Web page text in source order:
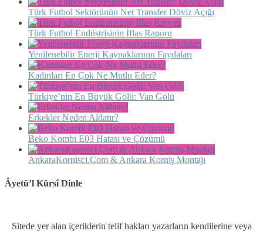
Türk Futbol Sektörünün Net Transfer Döviz Açığı
Türk Futbol Endüstrisinin İflas Raporu
Yenilenebilir Enerji Kaynaklarının Faydaları
Kadınları En Çok Ne Mutlu Eder?
Türkiye’nin En Büyük Gölü: Van Gölü
Erkekler Neden Aldatır?
Beko Kombi E03 Hatası ve Çözümü
AnkaraKornisci.Com & Ankara Korniş Montajı
Âyetü’l Kürsî Dinle
Sitede yer alan içeriklerin telif hakları yazarların kendilerine veya